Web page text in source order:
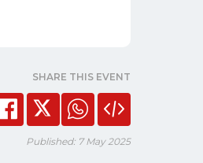
SHARE THIS EVENT
Published: 7 May 2025